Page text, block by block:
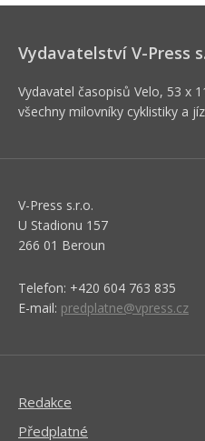
Vydavatelství V-Press
Vydavatel časopisů Velo, 53 x
všechny milovníky cyklistiky a
V-Press s.r.o.
U Stadionu 157
266 01 Beroun
Telefon: +420 604 763 835
E-mail: predplatne@vpress.cz
Redakce
Předplatné